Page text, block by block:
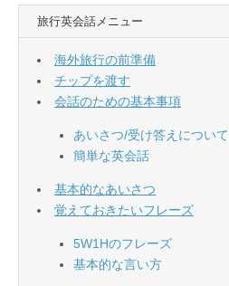
旅行英会話メニュー
海外旅行の前準備
チップを渡す
会話のための基本事項
あいさつ/受け答えについて
簡単な英会話
基本的なあいさつ
覚えておきたいフレーズ
5W1Hのフレーズ
基本的な言い方